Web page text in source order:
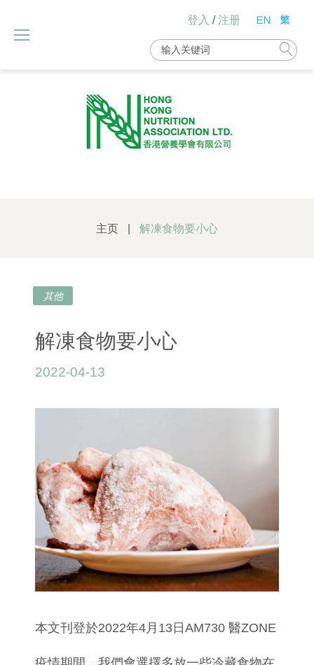
content
登入 /注册
Search
for:
主页 解凍食物要小心
其他
解凍食物要小心
2022-04-13
本文刊登於2022年4月13日AM730 醫ZONE